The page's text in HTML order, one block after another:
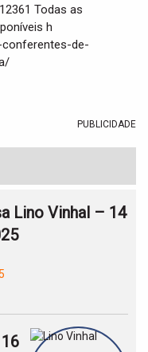
Todas as
h
de-
PUBLICIDADE
Lino Vinhal – 14